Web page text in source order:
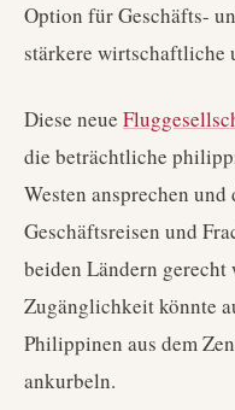
Option für Geschäfts-
stärkere wirtschaftliche
Diese neue
die beträchtliche
Westen ansprechen
Geschäftsreisen und
beiden Ländern gerecht
Zugänglichkeit könnte
Philippinen aus dem
ankurbeln.